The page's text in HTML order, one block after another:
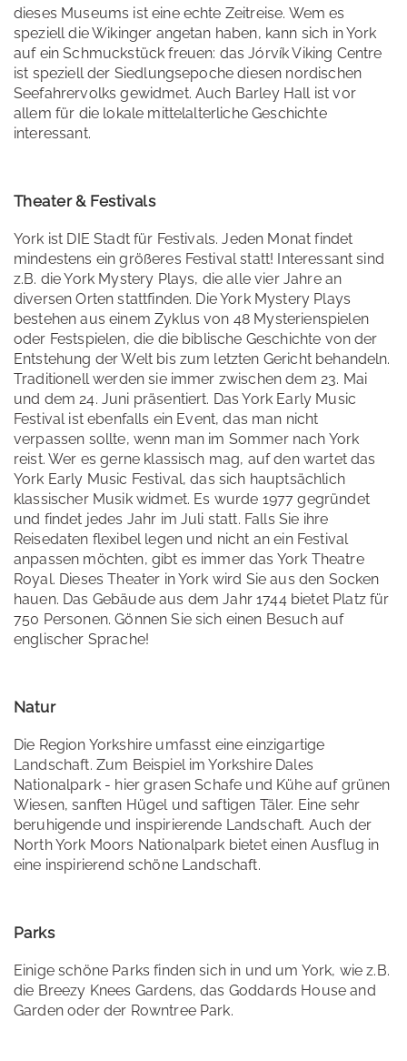
dieses Museums ist eine echte Zeitreise. Wem es
speziell die Wikinger angetan haben, kann sich in York
auf ein Schmuckstück freuen: das Jórvík Viking Centre
ist speziell der Siedlungsepoche diesen nordischen
Seefahrervolks gewidmet. Auch Barley Hall ist vor
allem für die lokale mittelalterliche Geschichte
interessant.
Theater & Festivals
York ist DIE Stadt für Festivals. Jeden Monat findet
mindestens ein größeres Festival statt! Interessant sind
z.B. die York Mystery Plays, die alle vier Jahre an
diversen Orten stattfinden. Die York Mystery Plays
bestehen aus einem Zyklus von 48 Mysterienspielen
oder Festspielen, die die biblische Geschichte von der
Entstehung der Welt bis zum letzten Gericht behandeln.
Traditionell werden sie immer zwischen dem 23. Mai
und dem 24. Juni präsentiert. Das York Early Music
Festival ist ebenfalls ein Event, das man nicht
verpassen sollte, wenn man im Sommer nach York
reist. Wer es gerne klassisch mag, auf den wartet das
York Early Music Festival, das sich hauptsächlich
klassischer Musik widmet. Es wurde 1977 gegründet
und findet jedes Jahr im Juli statt. Falls Sie ihre
Reisedaten flexibel legen und nicht an ein Festival
anpassen möchten, gibt es immer das York Theatre
Royal. Dieses Theater in York wird Sie aus den Socken
hauen. Das Gebäude aus dem Jahr 1744 bietet Platz für
750 Personen. Gönnen Sie sich einen Besuch auf
englischer Sprache!
Natur
Die Region Yorkshire umfasst eine einzigartige
Landschaft. Zum Beispiel im Yorkshire Dales
Nationalpark - hier grasen Schafe und Kühe auf grünen
Wiesen, sanften Hügel und saftigen Täler. Eine sehr
beruhigende und inspirierende Landschaft. Auch der
North York Moors Nationalpark bietet einen Ausflug in
eine inspirierend schöne Landschaft.
Parks
Einige schöne Parks finden sich in und um York, wie z.B.
die Breezy Knees Gardens, das Goddards House and
Garden oder der Rowntree Park.